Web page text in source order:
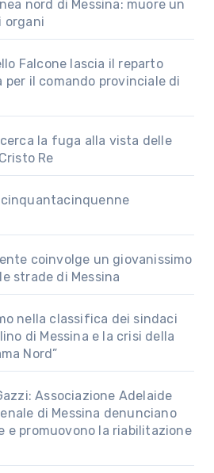
nord di Messina: muore un
organi
Falcone lascia il reparto
per il comando provinciale di
la fuga alla vista delle
Re
coinvolge un giovanissimo
strade di Messina
nella classifica dei sindaci
di Messina e la crisi della
Nord”
Associazione Adelaide
di Messina denunciano
e promuovono la riabilitazione